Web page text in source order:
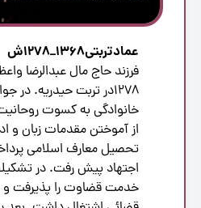
عمادتربتی1368_1278ش
فرزند حاج مال عبدالرضا
1278در تربت حیدریه. در
خانوادگى به کسوت
از آموختن مقدمات زبان و
تحصیل معارف اسلامى
اجتهاد پیش رفت. در
خدمت قضاوت را پذیرفت